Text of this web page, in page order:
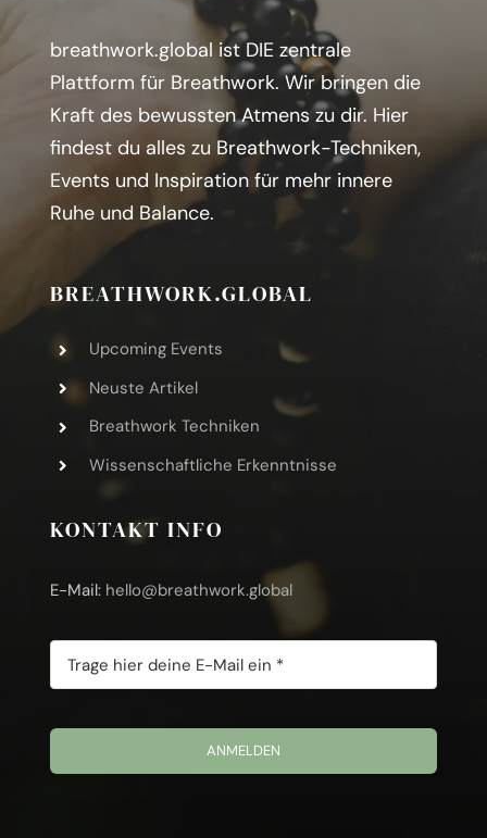
breathwork.global ist DIE zentrale
Plattform für Breathwork. Wir bringen die
Kraft des bewussten Atmens zu dir. Hier
findest du alles zu Breathwork-Techniken,
Events und Inspiration für mehr innere
Ruhe und Balance.
BREATHWORK.GLOBAL
Upcoming Events
Neuste Artikel
Breathwork Techniken
Wissenschaftliche Erkenntnisse
KONTAKT INFO
E-Mail: hello@breathwork.global
ANMELDEN